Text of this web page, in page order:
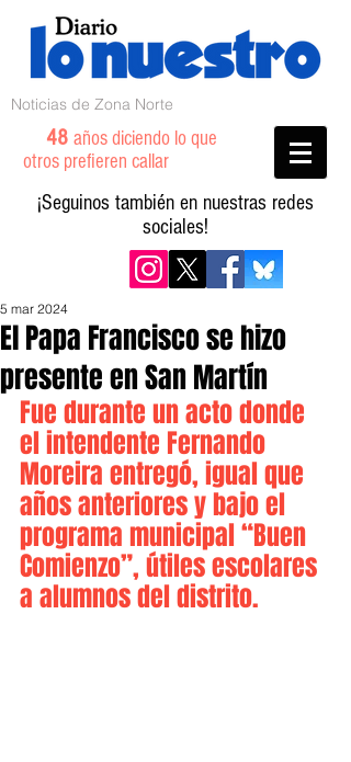
Noticias de Zona Norte
48 años diciendo lo que
otros prefieren callar
¡Seguinos también en nuestras redes
sociales!
El Papa Francisco se hizo
presente en San Martín
5 mar 2024
Fue durante un acto donde
el intendente Fernando
Moreira entregó, igual que
años anteriores y bajo el
programa municipal “Buen
Comienzo”, útiles escolares
a alumnos del distrito.